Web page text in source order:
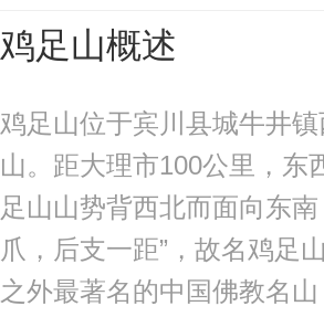
鸡足山概述
鸡足山位于宾川县城牛井
山。距大理市100公里，东
足山山势背西北而面向东
爪，后支一距”，故名鸡足
之外最著名的中国佛教名